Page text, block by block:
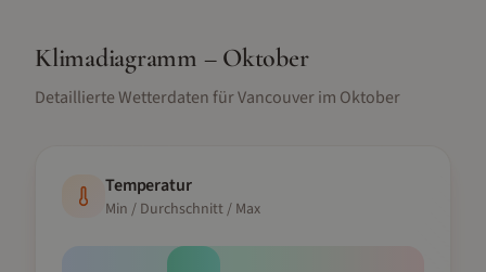
Klimadiagramm – Oktober
Detaillierte Wetterdaten fürVancouverim Oktober
Temperatur
Min / Durchschnitt / Max